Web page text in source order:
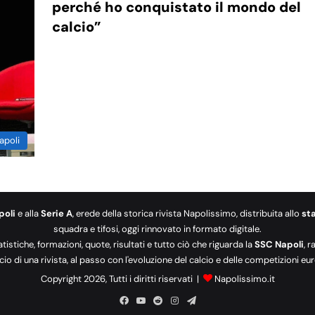
perché ho conquistato il mondo del
calcio”
e allaSerie A, erede della storica rivista Napolissimo, distribuita allo
squadra e tifosi, oggi rinnovato in formato digitale.
formazioni, quote, risultati e tutto ciò che riguarda laSSC Napoli,
di una rivista, al passo con l'evoluzione del calcio e delle competizioni
Copyright 2026, Tutti i diritti riservati |
Napolissimo.it
Facebook
YouRedditInstagram
Telegram